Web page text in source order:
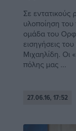
Σε εντατικούς
υλοποίηση
ομάδα του
εισηγήσεις
Μιχαηλίδη. Οι
πόλης μας ...
27.06.16, 17:52